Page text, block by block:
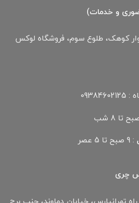
و خدمات)
کوهک، طلوع سوم، فروشگاه لوکس
: 9 صبح تا 5 عصر
چری